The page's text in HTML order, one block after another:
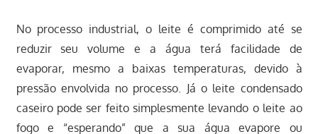
No processo industrial, o leite é comprimido até se
reduzir seu volume e a água terá facilidade de
evaporar, mesmo a baixas temperaturas, devido à
pressão envolvida no processo. Já o leite condensado
caseiro pode ser feito simplesmente levando o leite ao
fogo e “esperando” que a sua água evapore ou